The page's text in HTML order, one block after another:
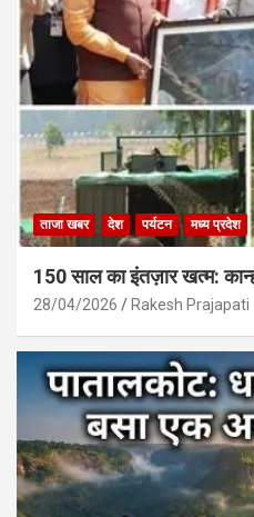
ताजा खबर देश पर्यटन मध्य प्रदेश
150 साल का इंतज़ार खत्म:
28/04/2026 Rakesh Prajapati